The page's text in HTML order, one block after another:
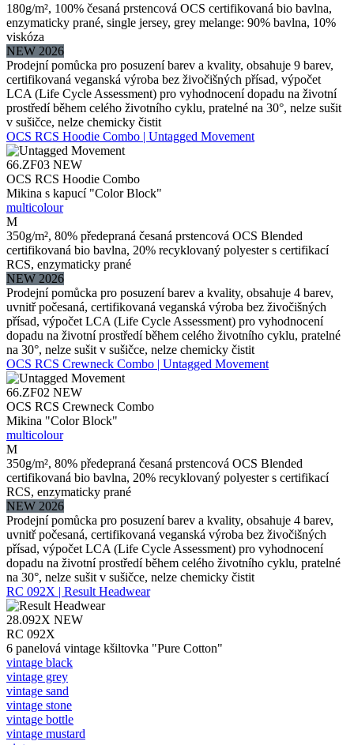
180g/m², 100% česaná prstencová OCS certifikovaná bio bavlna,
enzymaticky prané, single jersey, grey melange: 90% bavlna, 10%
viskóza
NEW 2026
Prodejní pomůcka pro posuzení barev a kvality, obsahuje 9 barev,
certifikovaná veganská výroba bez živočišných přísad, výpočet
LCA (Life Cycle Assessment) pro vyhodnocení dopadu na životní
prostředí během celého životního cyklu, pratelné na 30°, nelze sušit
v sušičce, nelze chemicky čistit
OCS RCS Hoodie Combo | Untagged Movement
66.ZF03 NEW
OCS RCS Hoodie Combo
Mikina s kapucí "Color Block"
multicolour
M
350g/m², 80% předepraná česaná prstencová OCS Blended
certifikovaná bio bavlna, 20% recyklovaný polyester s certifikací
RCS, enzymaticky prané
NEW 2026
Prodejní pomůcka pro posuzení barev a kvality, obsahuje 4 barev,
uvnitř počesaná, certifikovaná veganská výroba bez živočišných
přísad, výpočet LCA (Life Cycle Assessment) pro vyhodnocení
dopadu na životní prostředí během celého životního cyklu, pratelné
na 30°, nelze sušit v sušičce, nelze chemicky čistit
OCS RCS Crewneck Combo | Untagged Movement
66.ZF02 NEW
OCS RCS Crewneck Combo
Mikina "Color Block"
multicolour
M
350g/m², 80% předepraná česaná prstencová OCS Blended
certifikovaná bio bavlna, 20% recyklovaný polyester s certifikací
RCS, enzymaticky prané
NEW 2026
Prodejní pomůcka pro posuzení barev a kvality, obsahuje 4 barev,
uvnitř počesaná, certifikovaná veganská výroba bez živočišných
přísad, výpočet LCA (Life Cycle Assessment) pro vyhodnocení
dopadu na životní prostředí během celého životního cyklu, pratelné
na 30°, nelze sušit v sušičce, nelze chemicky čistit
RC 092X | Result Headwear
28.092X NEW
RC 092X
6 panelová vintage kšiltovka "Pure Cotton"
vintage black
vintage grey
vintage sand
vintage stone
vintage bottle
vintage mustard